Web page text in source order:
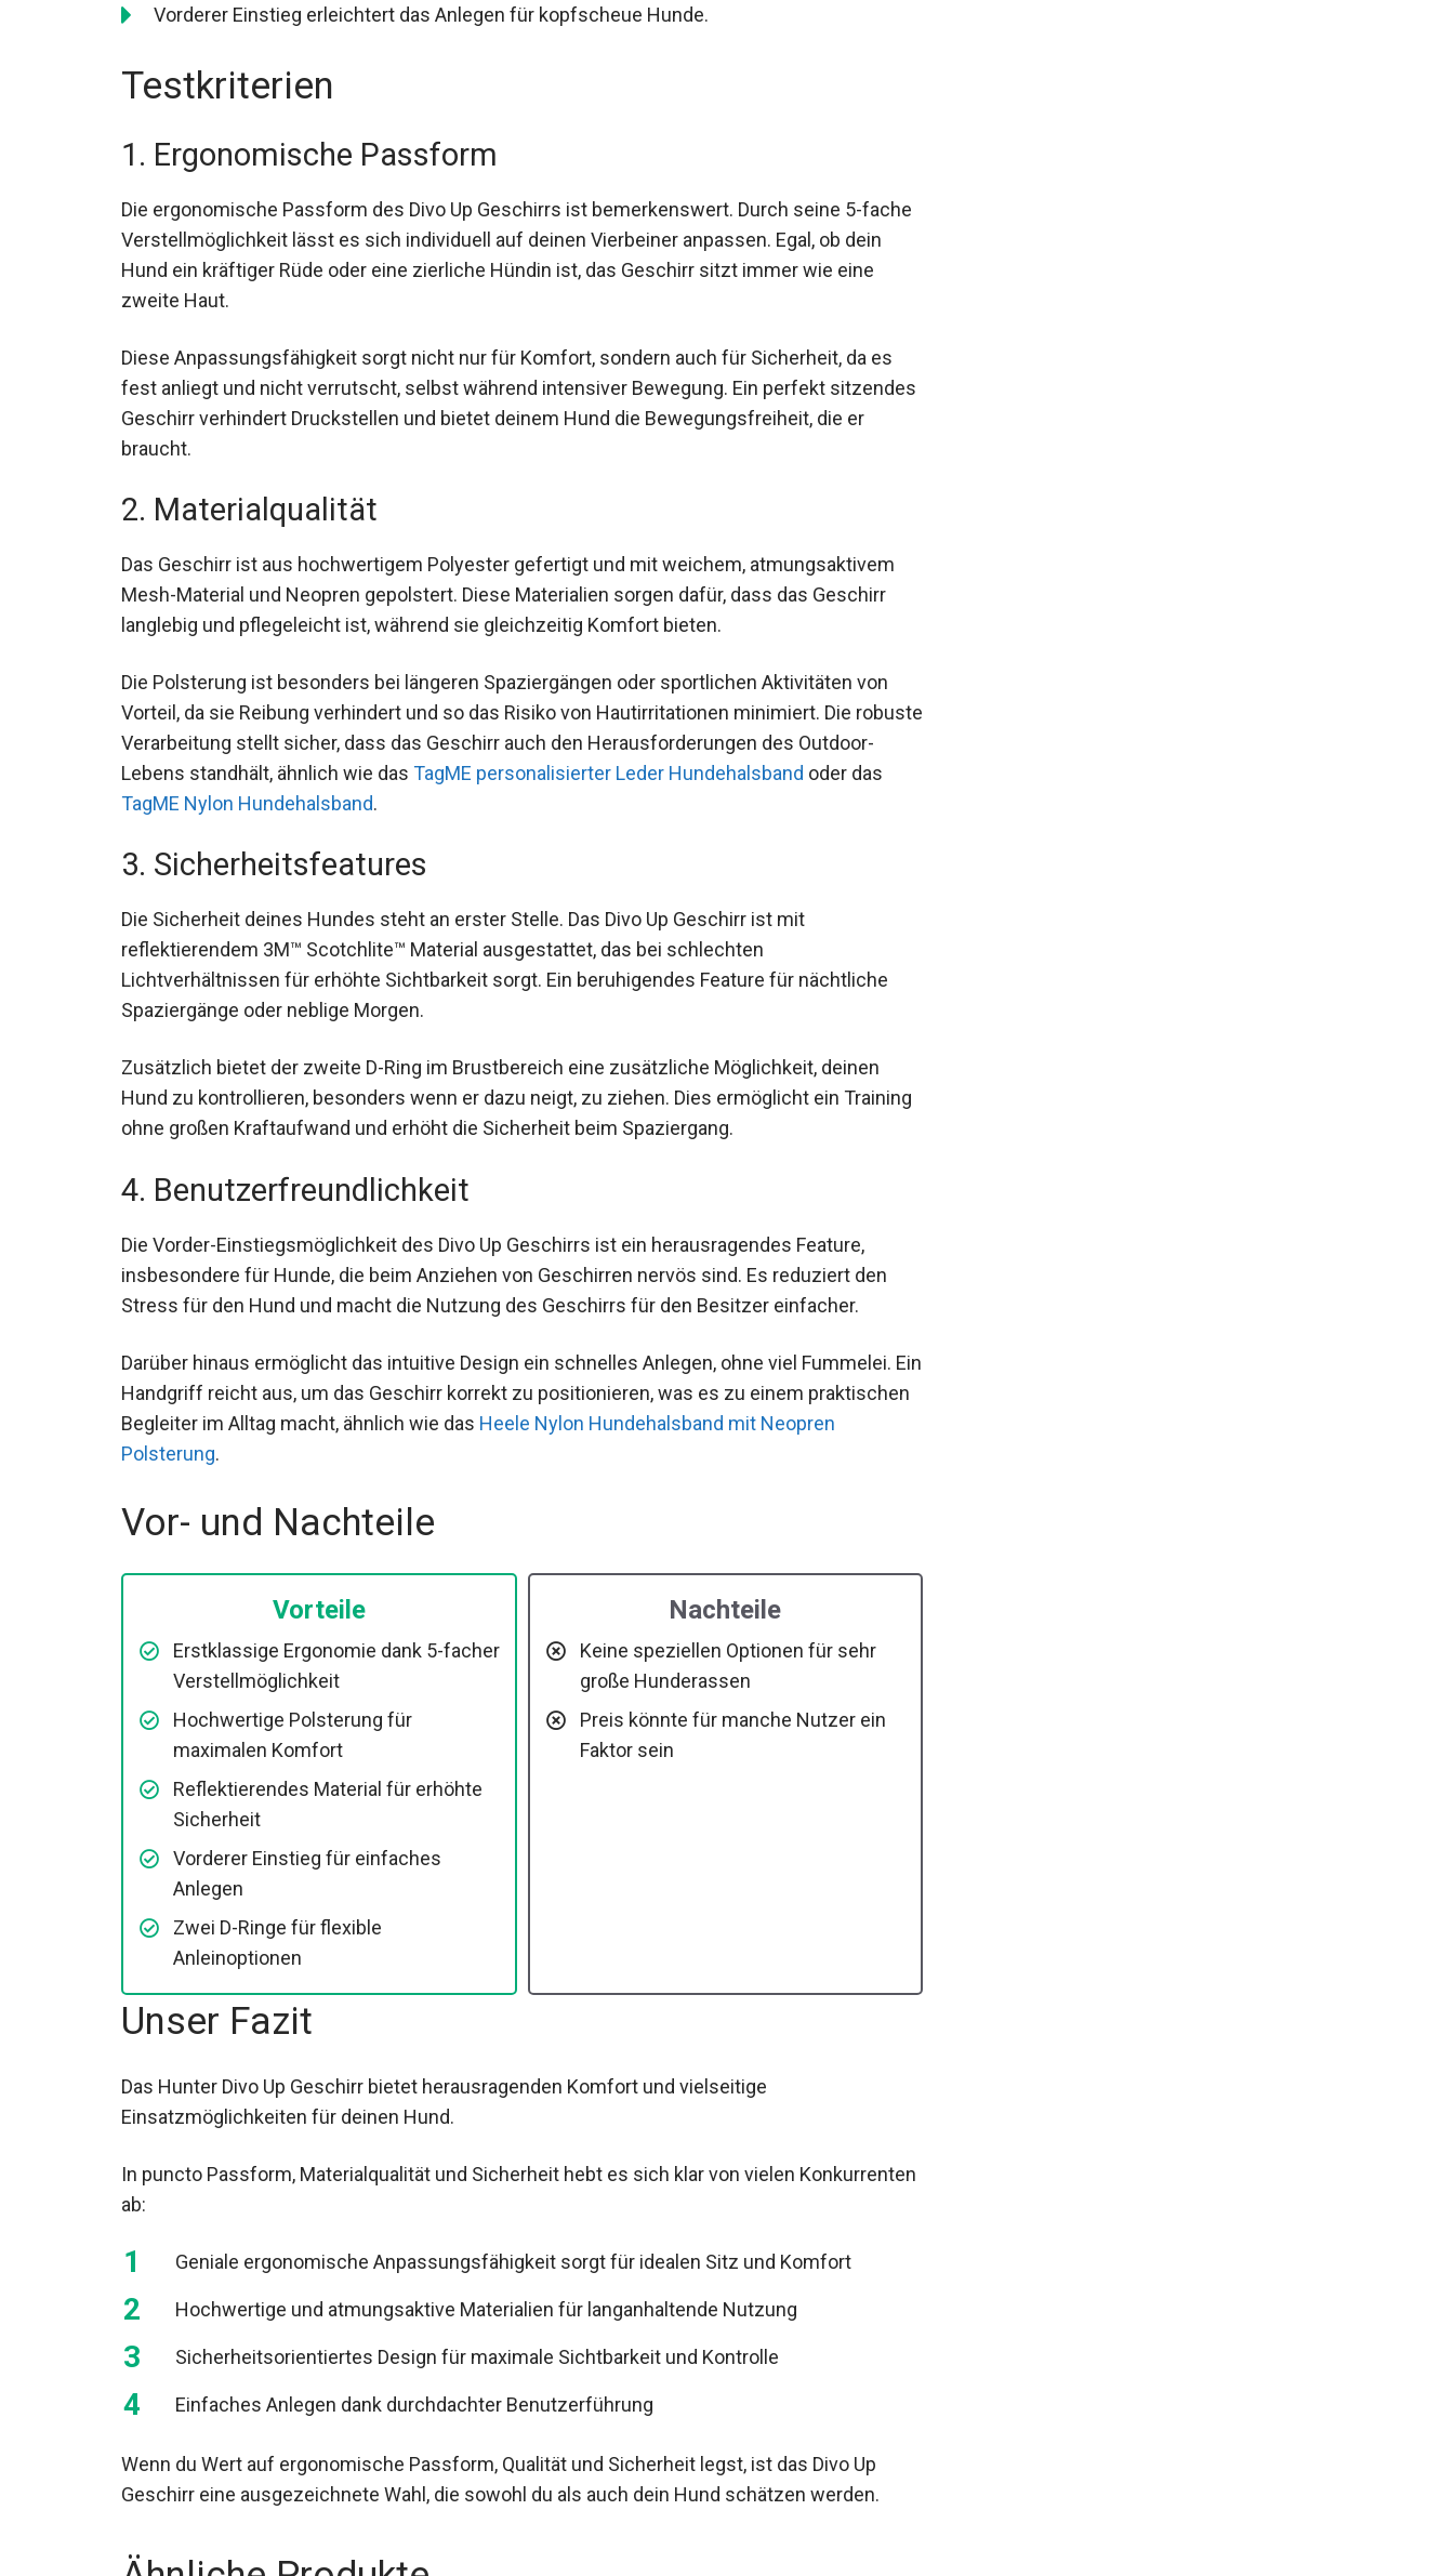
Vorderer Einstieg erleichtert das Anlegen für kopfscheue Hunde.
Testkriterien
1. Ergonomische Passform
Die ergonomische Passform des Divo Up Geschirrs ist bemerkenswert. Durch seine 5-fache
Verstellmöglichkeit lässt es sich individuell auf deinen Vierbeiner anpassen. Egal, ob dein
Hund ein kräftiger Rüde oder eine zierliche Hündin ist, das Geschirr sitzt immer wie eine
zweite Haut.
Diese Anpassungsfähigkeit sorgt nicht nur für Komfort, sondern auch für Sicherheit, da es
fest anliegt und nicht verrutscht, selbst während intensiver Bewegung. Ein perfekt sitzendes
Geschirr verhindert Druckstellen und bietet deinem Hund die Bewegungsfreiheit, die er
braucht.
2. Materialqualität
Das Geschirr ist aus hochwertigem Polyester gefertigt und mit weichem, atmungsaktivem
Mesh-Material und Neopren gepolstert. Diese Materialien sorgen dafür, dass das Geschirr
langlebig und pflegeleicht ist, während sie gleichzeitig Komfort bieten.
Die Polsterung ist besonders bei längeren Spaziergängen oder sportlichen Aktivitäten von
Vorteil, da sie Reibung verhindert und so das Risiko von Hautirritationen minimiert. Die robuste
Verarbeitung stellt sicher, dass das Geschirr auch den Herausforderungen des Outdoor-
Lebens standhält, ähnlich wie das TagME personalisierter Leder Hundehalsband oder das
TagME Nylon Hundehalsband.
3. Sicherheitsfeatures
Die Sicherheit deines Hundes steht an erster Stelle. Das Divo Up Geschirr ist mit
reflektierendem 3M™ Scotchlite™ Material ausgestattet, das bei schlechten
Lichtverhältnissen für erhöhte Sichtbarkeit sorgt. Ein beruhigendes Feature für nächtliche
Spaziergänge oder neblige Morgen.
Zusätzlich bietet der zweite D-Ring im Brustbereich eine zusätzliche Möglichkeit, deinen
Hund zu kontrollieren, besonders wenn er dazu neigt, zu ziehen. Dies ermöglicht ein Training
ohne großen Kraftaufwand und erhöht die Sicherheit beim Spaziergang.
4. Benutzerfreundlichkeit
Die Vorder-Einstiegsmöglichkeit des Divo Up Geschirrs ist ein herausragendes Feature,
insbesondere für Hunde, die beim Anziehen von Geschirren nervös sind. Es reduziert den
Stress für den Hund und macht die Nutzung des Geschirrs für den Besitzer einfacher.
Darüber hinaus ermöglicht das intuitive Design ein schnelles Anlegen, ohne viel Fummelei. Ein
Handgriff reicht aus, um das Geschirr korrekt zu positionieren, was es zu einem praktischen
Begleiter im Alltag macht, ähnlich wie das Heele Nylon Hundehalsband mit Neopren
Polsterung.
Vor- und Nachteile
Vorteile
Erstklassige Ergonomie dank 5-facher
Verstellmöglichkeit
Hochwertige Polsterung für
maximalen Komfort
Reflektierendes Material für erhöhte
Sicherheit
Vorderer Einstieg für einfaches
Anlegen
Zwei D-Ringe für flexible
Anleinoptionen
Nachteile
Keine speziellen Optionen für sehr
große Hunderassen
Preis könnte für manche Nutzer ein
Faktor sein
Unser Fazit
Das Hunter Divo Up Geschirr bietet herausragenden Komfort und vielseitige
Einsatzmöglichkeiten für deinen Hund.
In puncto Passform, Materialqualität und Sicherheit hebt es sich klar von vielen Konkurrenten
ab:
Geniale ergonomische Anpassungsfähigkeit sorgt für idealen Sitz und Komfort
Hochwertige und atmungsaktive Materialien für langanhaltende Nutzung
Sicherheitsorientiertes Design für maximale Sichtbarkeit und Kontrolle
Einfaches Anlegen dank durchdachter Benutzerführung
Wenn du Wert auf ergonomische Passform, Qualität und Sicherheit legst, ist das Divo Up
Geschirr eine ausgezeichnete Wahl, die sowohl du als auch dein Hund schätzen werden.